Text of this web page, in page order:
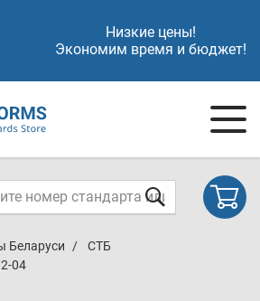
Низкие цены!
Экономим время и бюджет!
Беларуси
СТБ
04